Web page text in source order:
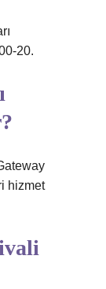
20.
hizmet